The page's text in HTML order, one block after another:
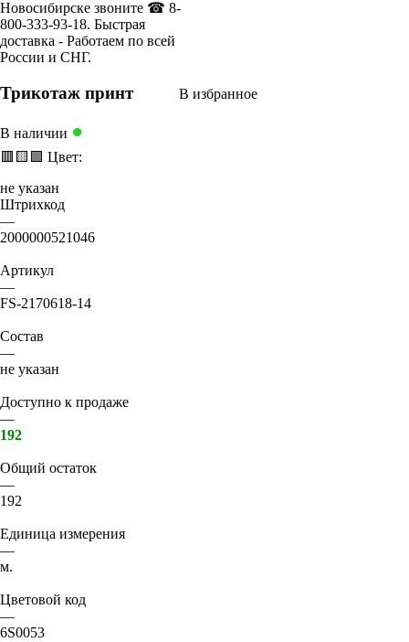
Трикотаж принт В избранное
В наличии ●
🟥 🟨 🟩 Цвет:
не указан
Штрихкод
—
2000000521046
Артикул
—
FS-2170618-14
Состав
—
не указан
Доступно к продаже
—
192
Общий остаток
—
192
Единица измерения
—
м.
Цветовой код
—
6S0053